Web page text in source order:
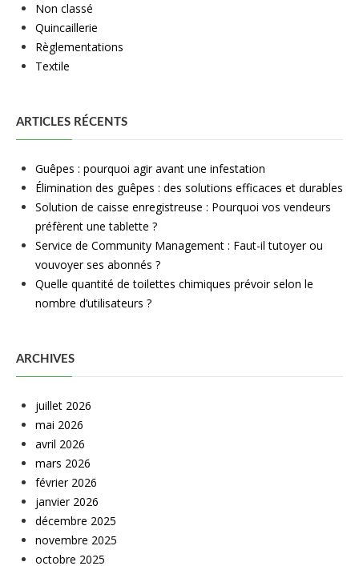
Non classé
Quincaillerie
Règlementations
Textile
ARTICLES RÉCENTS
Guêpes : pourquoi agir avant une infestation
Élimination des guêpes : des solutions efficaces et durables
Solution de caisse enregistreuse : Pourquoi vos vendeurs
préfèrent une tablette ?
Service de Community Management : Faut-il tutoyer ou
vouvoyer ses abonnés ?
Quelle quantité de toilettes chimiques prévoir selon le
nombre d’utilisateurs ?
ARCHIVES
juillet 2026
mai 2026
avril 2026
mars 2026
février 2026
janvier 2026
décembre 2025
novembre 2025
octobre 2025